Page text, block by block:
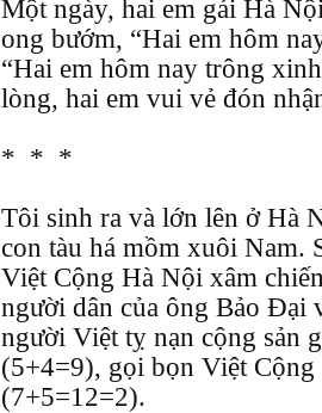
Một ngày, hai em gái Hà
ong bướm, “Hai em hôm
“Hai em hôm nay trông
lòng, hai em vui vẻ đón
* * *
Tôi sinh ra và lớn lên ở Hà
con tàu há mồm xuôi Nam.
Việt Cộng Hà Nội xâm
người dân của ông Bảo Đại
người Việt tỵ nạn cộng sản
(5+4=9), gọi bọn Việt
(7+5=12=2).